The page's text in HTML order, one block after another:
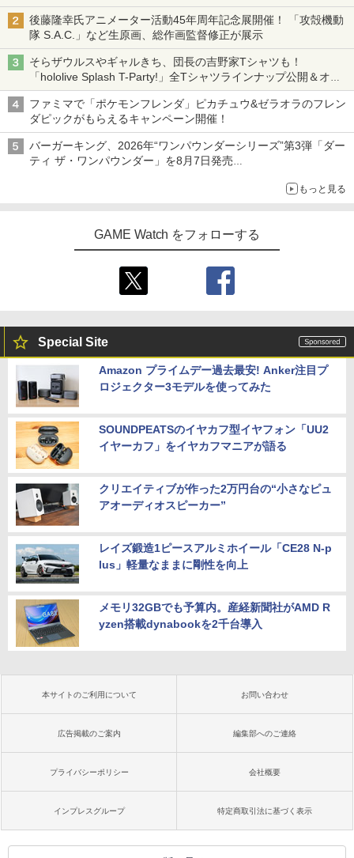
ニンテンドーeショップでは「大神 絶景版」が67%オフで990円
後藤隆幸氏アニメーター活動45年周年記念展開催！ 「攻殻機動
隊 S.A.C.」など生原画、総作画監督修正が展示
そらザウルスやギャルきち、団長の吉野家Tシャツも！
「hololive Splash T-Party!」全Tシャツラインナップ公開＆オン
ライン販売開始
ファミマで「ポケモンフレンダ」ピカチュウ&ゼラオラのフレン
ダピックがもらえるキャンペーン開催！
バーガーキング、2026年“ワンパウンダーシリーズ”第3弾「ダー
ティ ザ・ワンパウンダー」を8月7日発売
もっと見る
GAME Watch をフォローする
Special Site
Amazon プライムデー過去最安! Anker注目プ
ロジェクター3モデルを使ってみた
SOUNDPEATSのイヤカフ型イヤフォン「UU2
イヤーカフ」をイヤカフマニアが語る
クリエイティブが作った2万円台の“小さなピュ
アオーディオスピーカー”
レイズ鍛造1ピースアルミホイール「CE28 N-p
lus」軽量なままに剛性を向上
メモリ32GBでも予算内。産経新聞社がAMD R
yzen搭載dynabookを2千台導入
本サイトのご利用について お問い合わせ
広告掲載のご案内 編集部へのご連絡
プライバシーポリシー 会社概要
インプレスグループ 特定商取引法に基づく表示